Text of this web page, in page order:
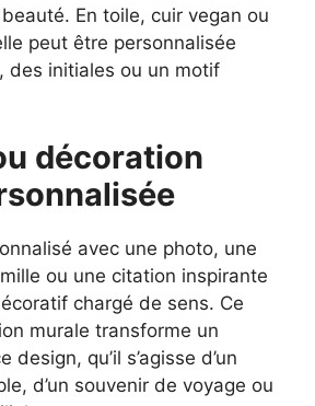
En toile, cuir vegan ou
peut être personnalisée
des initiales ou un motif
décoration
avec une photo, une
ou une citation inspirante
chargé de sens. Ce
murale transforme un
design, qu’il s’agisse d’un
d’un souvenir de voyage ou